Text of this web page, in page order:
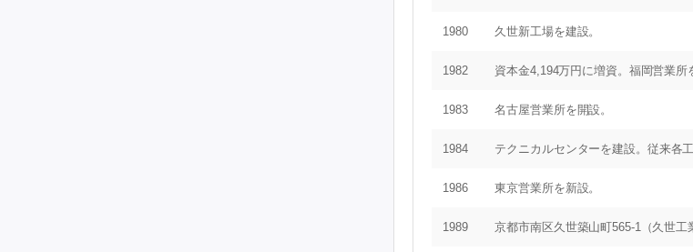
1980 久世新工場を建設。
1982 資本金4,194万円に増資。福岡営業所
1983 名古屋営業所を開設。
1984 テクニカルセンターを建設。従来各
1986 東京営業所を新設。
1989 京都市南区久世築山町565-1（久世工